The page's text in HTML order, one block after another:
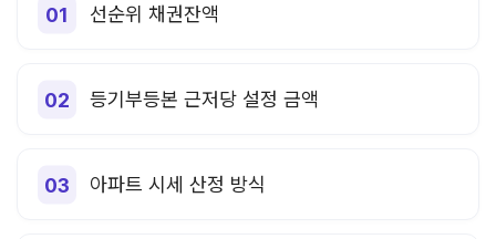
선순위 채권잔액
등기부등본 근저당 설정 금액
아파트 시세 산정 방식